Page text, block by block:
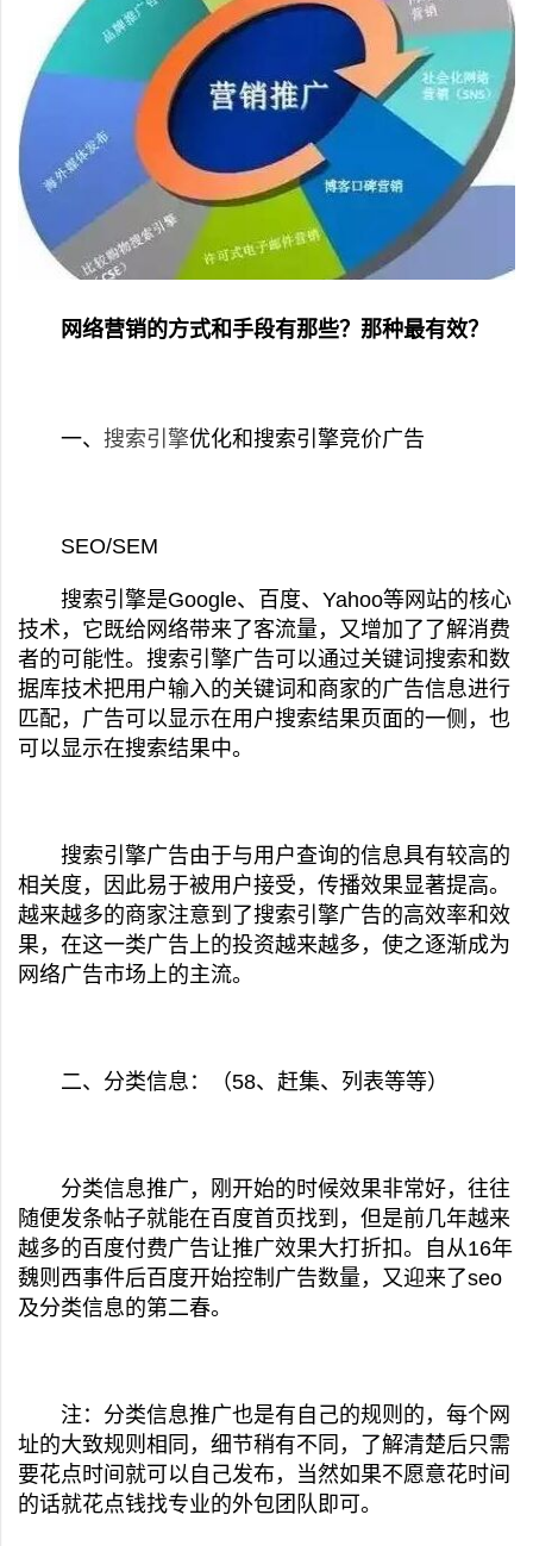
网络营销的方式和手段有那些？那种最有效？
一、 搜索引擎优化和搜索引擎竞价广告
SEO/SEM
搜索引擎是Google、百度、Yahoo等网站的核心
技术，它既给网络带来了客流量，又增加了了解消费
者的可能性。搜索引擎广告可以通过关键词搜索和数
据库技术把用户输入的关键词和商家的广告信息进行
匹配，广告可以显示在用户搜索结果页面的一侧，也
可以显示在搜索结果中。
搜索引擎广告由于与用户查询的信息具有较高的
相关度，因此易于被用户接受，传播效果显著提高。
越来越多的商家注意到了搜索引擎广告的高效率和效
果，在这一类广告上的投资越来越多，使之逐渐成为
网络广告市场上的主流。
二、分类信息：（58、赶集、列表等等）
分类信息推广，刚开始的时候效果非常好，往往
随便发条帖子就能在百度首页找到，但是前几年越来
越多的百度付费广告让推广效果大打折扣。自从16年
魏则西事件后百度开始控制广告数量，又迎来了seo
及分类信息的第二春。
注：分类信息推广也是有自己的规则的，每个网
址的大致规则相同，细节稍有不同，了解清楚后只需
要花点时间就可以自己发布，当然如果不愿意花时间
的话就花点钱找专业的外包团队即可。